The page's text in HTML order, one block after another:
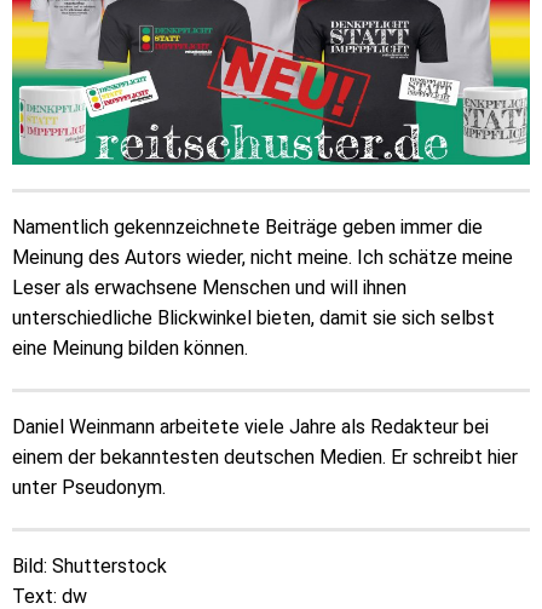
Namentlich gekennzeichnete Beiträge geben immer die
Meinung des Autors wieder, nicht meine. Ich schätze meine
Leser als erwachsene Menschen und will ihnen
unterschiedliche Blickwinkel bieten, damit sie sich selbst
eine Meinung bilden können.
Daniel Weinmann arbeitete viele Jahre als Redakteur bei
einem der bekanntesten deutschen Medien. Er schreibt hier
unter Pseudonym.
Bild: Shutterstock
Text: dw